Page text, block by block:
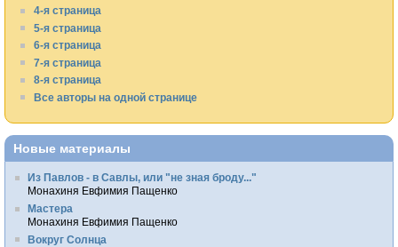
4-я страница
5-я страница
6-я страница
7-я страница
8-я страница
Все авторы на одной странице
Новые материалы
Из Павлов - в Савлы, или "не зная броду..."
Монахиня Евфимия Пащенко
Мастера
Монахиня Евфимия Пащенко
Вокруг Солнца